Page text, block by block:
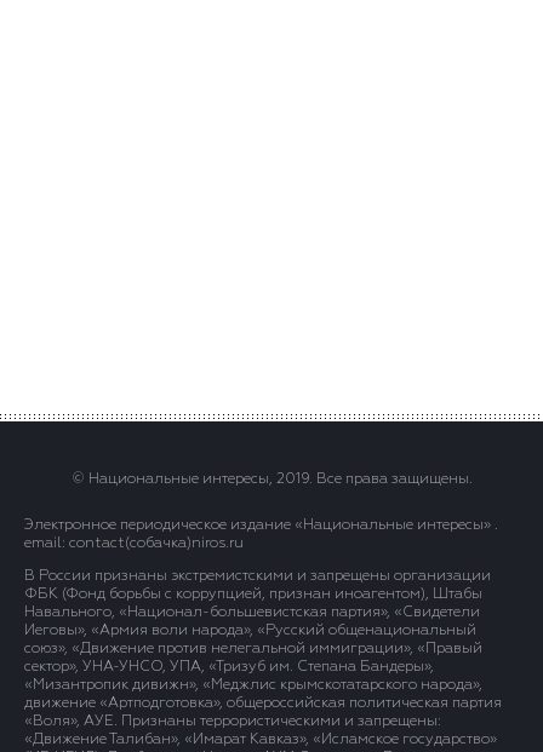
© Национальные интересы, 2019. Все права защищены.
Электронное периодическое издание «Национальные интересы» .
email: contact(сoбaчка)niros.ru
В России признаны экстремистскими и запрещены организации
ФБК (Фонд борьбы с коррупцией, признан иноагентом), Штабы
Навального, «Национал-большевистская партия», «Свидетели
Иеговы», «Армия воли народа», «Русский общенациональный
союз», «Движение против нелегальной иммиграции», «Правый
сектор», УНА-УНСО, УПА, «Тризуб им. Степана Бандеры»,
«Мизантропик дивижн», «Меджлис крымскотатарского народа»,
движение «Артподготовка», общероссийская политическая партия
«Воля», АУЕ. Признаны террористическими и запрещены:
«Движение Талибан», «Имарат Кавказ», «Исламское государство»